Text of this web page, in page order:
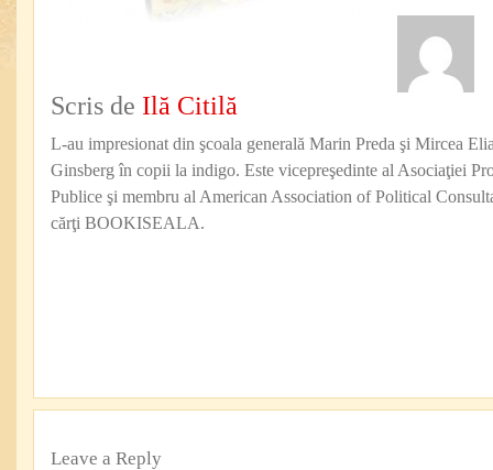
Scris de Ilă Citilă
L-au impresionat din şcoala generală Marin Preda şi Mircea
Ginsberg în copii la indigo. Este vicepreşedinte al Asociaţiei
Publice şi membru al American Association of Political
cărţi BOOKISEALA.
Leave a Reply